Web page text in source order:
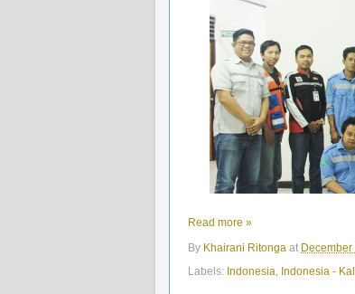
Read more »
By Khairani Ritonga at
Labels: Indonesia Indonesia -